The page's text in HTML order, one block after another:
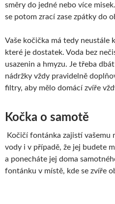
směry do jedné nebo více
se potom zrací zase zpátky do
Vaše kočička má tedy neustále
které je dostatek. Voda bez
usazenin a hmyzu. Je třeba
nádržky vždy pravidelně
filtry, aby mělo domácí zvíře
Kočka o samotě
Kočičí fontánka zajistí vašemu
vody i v případě, že jej budete
a ponecháte jej doma
fontánku v místě, kde se zvíře